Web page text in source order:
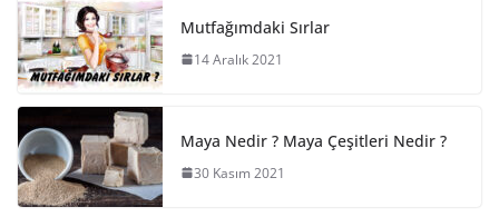
Mutfağımdaki Sırlar
14 Aralık 2021
Maya Nedir ? Maya Çeşitleri Nedir ?
30 Kasım 2021